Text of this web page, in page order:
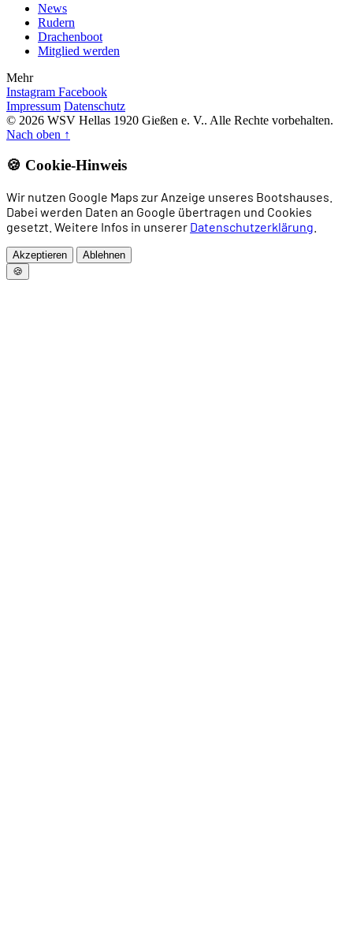
News
Rudern
Drachenboot
Mitglied werden
Mehr
Instagram Facebook
Impressum Datenschutz
© 2026 WSV Hellas 1920 Gießen e. V.. Alle Rechte vorbehalten.
Nach oben ↑
🍪 Cookie-Hinweis
Wir nutzen Google Maps zur Anzeige unseres Bootshauses.
Dabei werden Daten an Google übertragen und Cookies
gesetzt. Weitere Infos in unserer Datenschutzerklärung
Akzeptieren
Ablehnen
🍪